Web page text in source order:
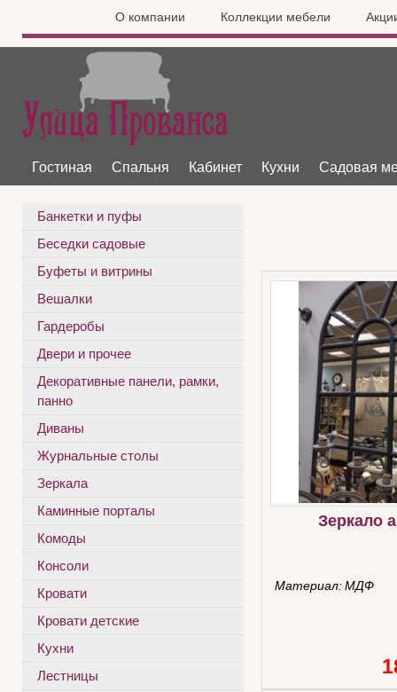
О компании Коллекции мебели
Гостиная Спальня Кабинет Кухни Садовая
Зеркало
Материал:МДФ
Банкетки и пуфы
Беседки садовые
Буфеты и витрины
Вешалки
Гардеробы
Двери и прочее
Декоративные панели, рамки,
панно
Диваны
Журнальные столы
Зеркала
Каминные порталы
Комоды
Консоли
Кровати
Кровати детские
Кухни
Лестницы